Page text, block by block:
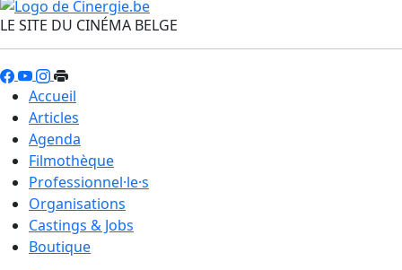
LE SITE DU CINÉMA BELGE
Accueil
Articles
Agenda
Filmothèque
Professionnel·le·s
Organisations
Castings & Jobs
Boutique